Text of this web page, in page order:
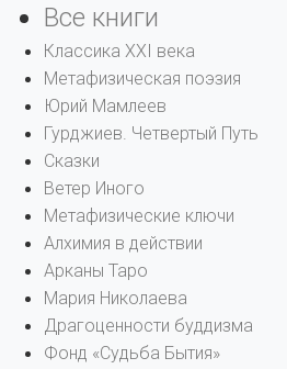
Все книги
Классика XXI века
Метафизическая поэзия
Юрий Мамлеев
Гурджиев. Четвертый Путь
Сказки
Ветер Иного
Метафизические ключи
Алхимия в действии
Арканы Таро
Мария Николаева
Драгоценности буддизма
Фонд «Судьба Бытия»